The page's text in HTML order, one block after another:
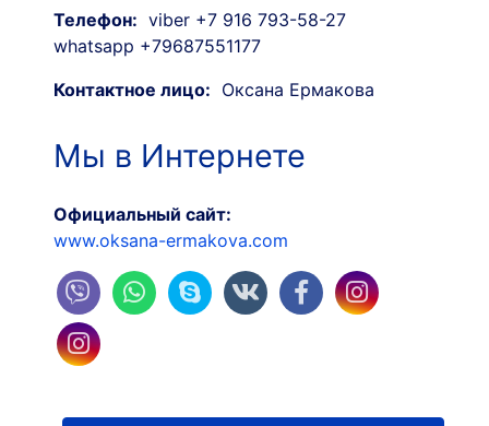
Телефон: viber +7 916 793-58-27
whatsapp +79687551177
Контактное лицо: Оксана Ермакова
Мы в Интернете
Официальный сайт:
www.oksana-ermakova.com